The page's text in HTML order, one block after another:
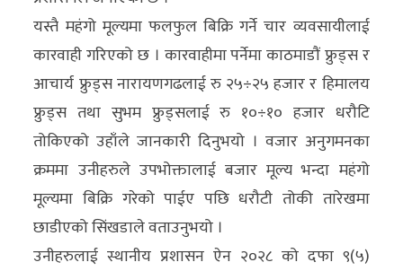
राशिफल
फोटो
ग्यालरी
भिडियो
यस्तै महंगो मूल्यमा फलफुल बिक्रि गर्ने चार व्यवसायीलाई
कारवाही गरिएको छ । कारवाहीमा पर्नेमा काठमाडौं फ्रुड्स र
आचार्य फ्रुड्स नारायणगढलाई रु २५÷२५ हजार र हिमालय
फ्रुड्स तथा सुभम फ्रुड्सलाई रु १०÷१० हजार धरौटि
तोकिएको उहाँले जानकारी दिनुभयो । वजार अनुगमनका
क्रममा उनीहरुले उपभोक्तालाई बजार मूल्य भन्दा महंगो
मूल्यमा बिक्रि गरेको पाईए पछि धरौटी तोकी तारेखमा
छाडीएको सिंखडाले वताउनुभयो ।
उनीहरुलाई स्थानीय प्रशासन ऐन २०२८ को दफा ९(५)